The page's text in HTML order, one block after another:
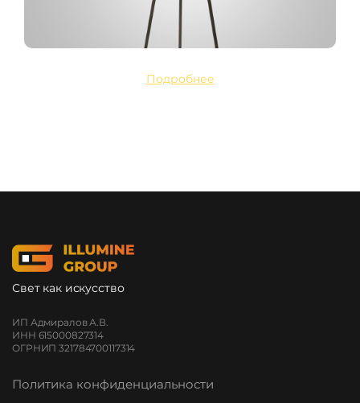
Подробнее
Свет как искусство
ИП Адмиралов А.В.
ИНН 615000827314
ОГРНИП 321784700117314
Политика конфиденциальности